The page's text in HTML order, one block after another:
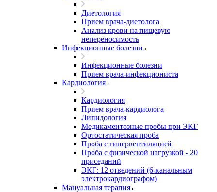
Диетология
Прием врача-диетолога
Анализ крови на пищевую
непереносимость
Инфекционные болезни
Инфекционные болезни
Прием врача-инфекциониста
Кардиология
Кардиология
Прием врача-кардиолога
Липидология
Медикаментозные пробы при ЭКГ
Ортостатическая проба
Проба с гипервентиляцией
Проба с физической нагрузкой - 20
приседаний
ЭКГ: 12 отведений (6-канальным
электрокардиографом)
Мануальная терапия